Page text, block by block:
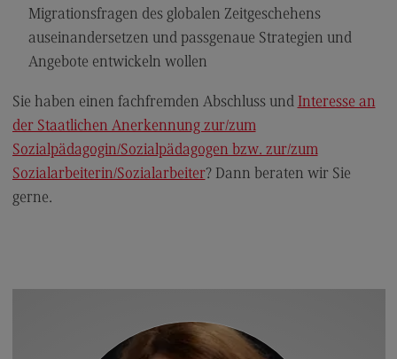
Profil-O-Mat Elektrotechnik und
Informationstechnik
(External link)
Rahmenbedingungen
Berufsperspektiven
Kontakt
Entrepreneurship
Executive Engineering
Migrationsfragen des globalen Zeitgeschehens
auseinandersetzen und passgenaue Strategien und
Angebote entwickeln wollen
Sie haben einen fachfremden Abschluss und Interesse an
der Staatlichen Anerkennung zur/zum
Sozialpädagogin/Sozialpädagogen bzw. zur/zum
Sozialarbeiterin/Sozialarbeiter? Dann beraten wir Sie
gerne.